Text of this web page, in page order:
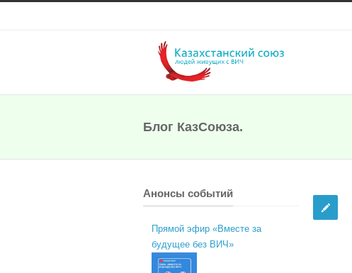
Блог КазСоюза.
Анонсы событий
Прямой эфир «Вместе за
будущее без ВИЧ»